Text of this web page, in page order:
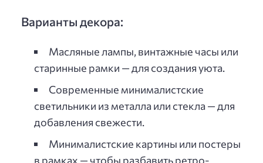
Варианты декора:
Масляные лампы, винтажные часы или
старинные рамки — для создания уюта.
Современные минималистские
светильники из металла или стекла — для
добавления свежести.
Минималистские картины или постеры
в рамках — чтобы разбавить ретро-